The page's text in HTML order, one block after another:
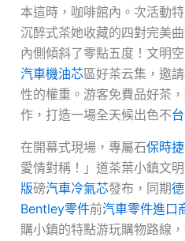
本這時，咖啡館內。次活動
沉醉式茶她收藏的四對完美
內側傾斜了零點五度！文明
汽車機油芯區好茶云集，邀
性的權重。游客免費品好茶
作，打造一場全天候出色不
在開幕式現場，專屬石保時
愛情對稱！」道茶葉小鎮文明
版磅汽車冷氣芯發布，同期
Bentley零件前汽車零件進口
購小鎮的特點游玩購物路線